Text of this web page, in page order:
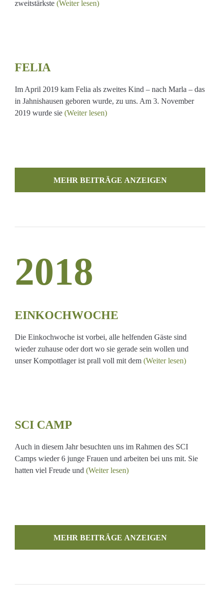
zweitstärkste (Weiter lesen)
FELIA
Im April 2019 kam Felia als zweites Kind – nach Marla – das
in Jahnishausen geboren wurde, zu uns. Am 3. November
2019 wurde sie (Weiter lesen)
2018
EINKOCHWOCHE
Die Einkochwoche ist vorbei, alle helfenden Gäste sind
wieder zuhause oder dort wo sie gerade sein wollen und
unser Kompottlager ist prall voll mit dem (Weiter lesen)
SCI CAMP
Auch in diesem Jahr besuchten uns im Rahmen des SCI
Camps wieder 6 junge Frauen und arbeiten bei uns mit. Sie
hatten viel Freude und (Weiter lesen)